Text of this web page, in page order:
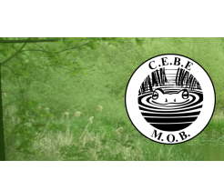
Aller
au
contenu